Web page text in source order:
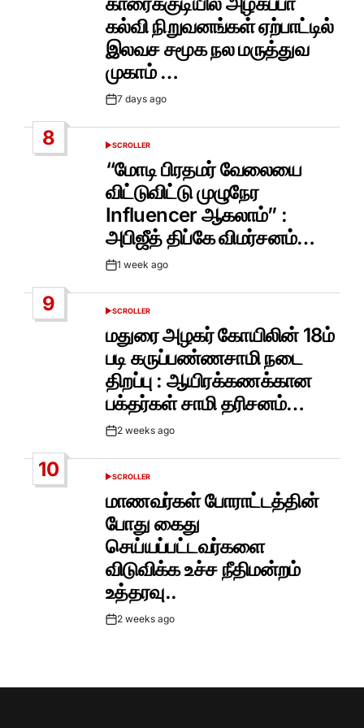
கல்வி நிறுவனங்கள் ஏற்பாட்டில்
இலவச சமூக நல மருத்துவ
முகாம் …
Post7 days ago
8
POSTED
SCROLLER
“மோடி பிரதமர் வேலையை
விட்டுவிட்டு முழுநேர
Influencer ஆகலாம்” :
அபிஜீத் திப்கே விமர்சனம்…
Post1 week ago
9
POSTED
SCROLLER
மதுரை அழகர் கோயிலின் 18ம்
படி கருப்பண்ணசாமி நடை
திறப்பு : ஆயிரக்கணக்கான
பக்தர்கள் சாமி தரிசனம்…
Post2 weeks ago
10
POSTED
SCROLLER
மாணவர்கள் போராட்டத்தின்
போது கைது
செய்யப்பட்டவர்களை
விடுவிக்க உச்ச நீதிமன்றம்
உத்தரவு..
Post2 weeks ago